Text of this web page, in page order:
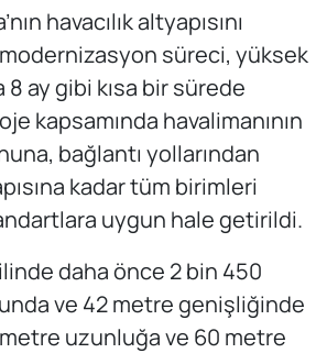
havacılık altyapısını
süreci, yüksek
ay gibi kısa bir sürede
kapsamında havalimanının
bağlantı yollarından
kadar tüm birimleri
uygun hale getirildi.
daha önce 2 bin 450
ve 42 metre genişliğinde
uzunluğa ve 60 metre